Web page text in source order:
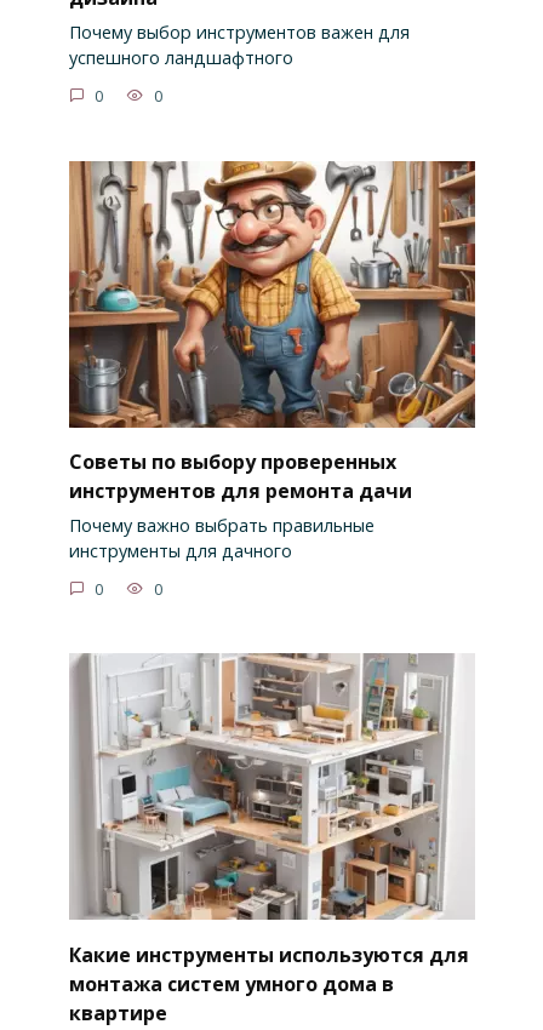
Почему выбор инструментов важен для
успешного ландшафтного
0 0
Советы по выбору проверенных
инструментов для ремонта дачи
Почему важно выбрать правильные
инструменты для дачного
0 0
Какие инструменты используются для
монтажа систем умного дома в
квартире